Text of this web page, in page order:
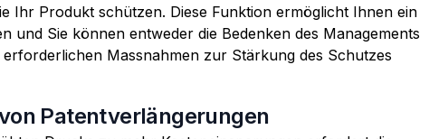
Ihr Produkt schützen. Diese Funktion ermöglicht Ihnen ein
und Sie können entweder die Bedenken des Managements
Massnahmen zur Stärkung des Schutzes
Patentverlängerungen